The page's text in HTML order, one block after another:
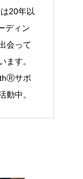
20年以
ディン
会って
ます。
サポ
動中。